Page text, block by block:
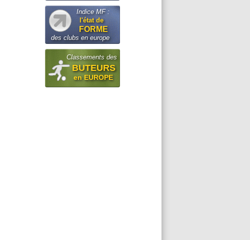
Indice MF :
l'état de
FORME
des clubs en europe
Classements des
BUTEURS
en EUROPE